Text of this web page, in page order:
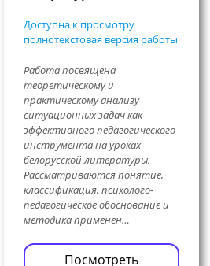
Доступна к просмотру
полнотекстовая версия работы
Работа посвящена
теоретическому и
практическому анализу
ситуационных задач как
эффективного педагогического
инструмента на уроках
белорусской литературы.
Рассматриваются понятие,
классификация, психолого-
педагогическое обоснование и
методика применен…
Посмотреть